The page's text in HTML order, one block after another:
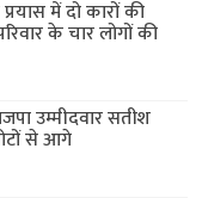
में दो कारों की
के चार लोगों की
उम्मीदवार सतीश
से आगे